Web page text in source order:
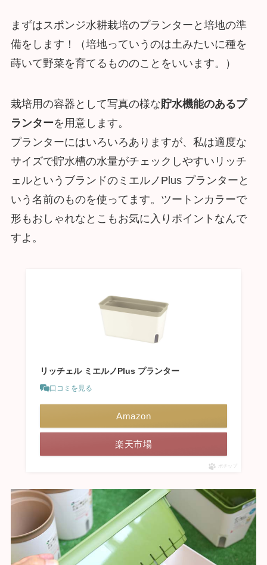
まずはスポンジ水耕栽培のプランターと培地の準
備をします！（培地っていうのは土みたいに種を
蒔いて野菜を育てるもののことをいいます。）
栽培用の容器として写真の様な貯水機能のあるプ
ランターを用意します。
プランターにはいろいろありますが、私は適度な
サイズで貯水槽の水量がチェックしやすいリッチ
ェルというブランドのミエルノPlus プランターと
いう名前のものを使ってます。ツートンカラーで
形もおしゃれなとこもお気に入りポイントなんで
すよ。
リッチェル ミエルノPlus プランター
口コミを見る
Amazon
楽天市場
ポチップ